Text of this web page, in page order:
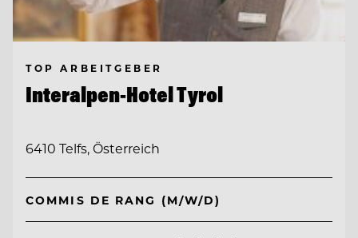
TOP ARBEITGEBER
Interalpen-Hotel Tyrol
6410 Telfs, Österreich
COMMIS DE RANG (M/W/D)